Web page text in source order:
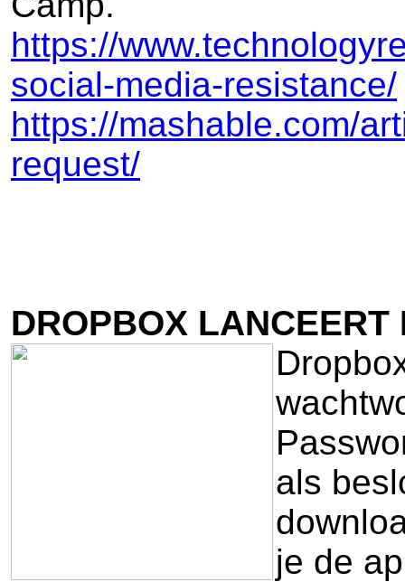
https://
social-media-resistance/
https://mashable.com/
request/
DROPBOX LANCEERT
als
je de